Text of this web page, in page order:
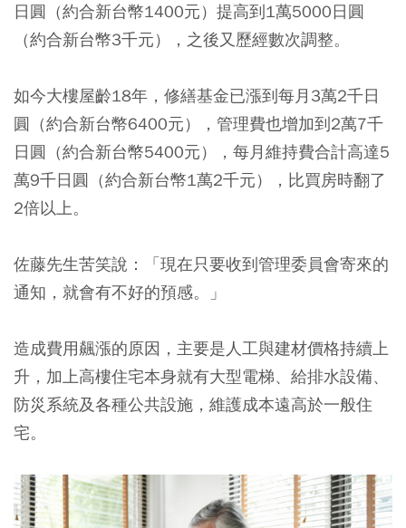
日圓（約合新台幣1400元）提高到1萬5000日圓
（約合新台幣3千元），之後又歷經數次調整。
如今大樓屋齡18年，修繕基金已漲到每月3萬2千日
圓（約合新台幣6400元），管理費也增加到2萬7千
日圓（約合新台幣5400元），每月維持費合計高達5
萬9千日圓（約合新台幣1萬2千元），比買房時翻了
2倍以上。
佐藤先生苦笑說：「現在只要收到管理委員會寄來的
通知，就會有不好的預感。」
造成費用飆漲的原因，主要是人工與建材價格持續上
升，加上高樓住宅本身就有大型電梯、給排水設備、
防災系統及各種公共設施，維護成本遠高於一般住
宅。